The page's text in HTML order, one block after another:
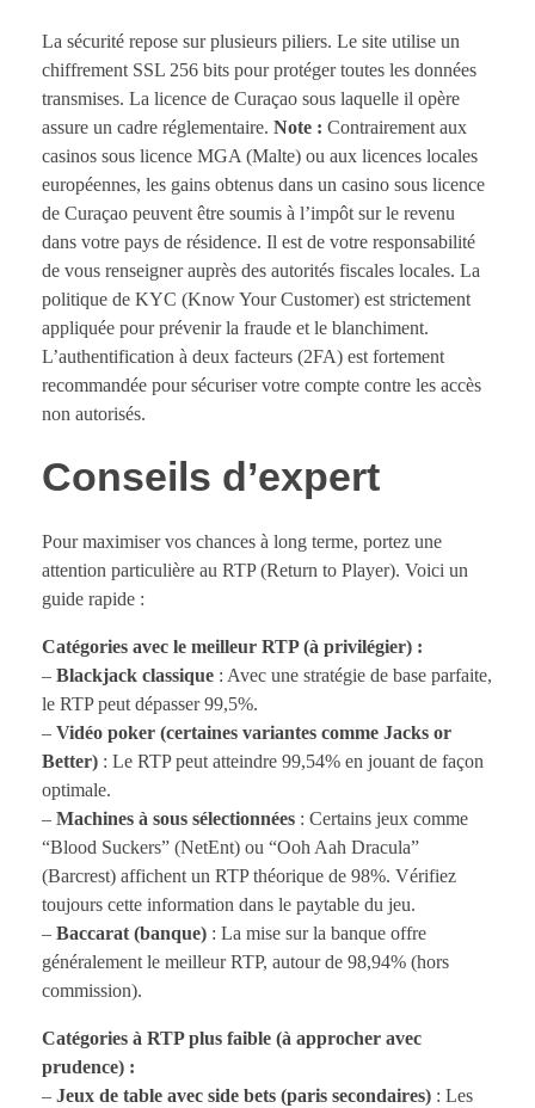
La sécurité repose sur plusieurs piliers. Le site utilise un
chiffrement SSL 256 bits pour protéger toutes les données
transmises. La licence de Curaçao sous laquelle il opère
assure un cadre réglementaire. Note : Contrairement aux
casinos sous licence MGA (Malte) ou aux licences locales
européennes, les gains obtenus dans un casino sous licence
de Curaçao peuvent être soumis à l’impôt sur le revenu
dans votre pays de résidence. Il est de votre responsabilité
de vous renseigner auprès des autorités fiscales locales. La
politique de KYC (Know Your Customer) est strictement
appliquée pour prévenir la fraude et le blanchiment.
L’authentification à deux facteurs (2FA) est fortement
recommandée pour sécuriser votre compte contre les accès
non autorisés.
Conseils d’expert
Pour maximiser vos chances à long terme, portez une
attention particulière au RTP (Return to Player). Voici un
guide rapide :
Catégories avec le meilleur RTP (à privilégier) :
– Blackjack classique : Avec une stratégie de base parfaite,
le RTP peut dépasser 99,5%.
– Vidéo poker (certaines variantes comme Jacks or
Better) : Le RTP peut atteindre 99,54% en jouant de façon
optimale.
– Machines à sous sélectionnées : Certains jeux comme
“Blood Suckers” (NetEnt) ou “Ooh Aah Dracula”
(Barcrest) affichent un RTP théorique de 98%. Vérifiez
toujours cette information dans le paytable du jeu.
– Baccarat (banque) : La mise sur la banque offre
généralement le meilleur RTP, autour de 98,94% (hors
commission).
Catégories à RTP plus faible (à approcher avec
prudence) :
– Jeux de table avec side bets (paris secondaires) : Les